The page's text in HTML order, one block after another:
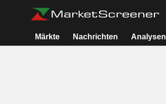
Märkte Nachrichten Analysen